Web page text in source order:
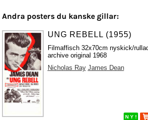
Andra posters du kanske gillar:
UNG REBELL (1955)
Filmaffisch 32x70cm nyskick/
archive original 1968
Nicholas Ray James Dean
N Y !